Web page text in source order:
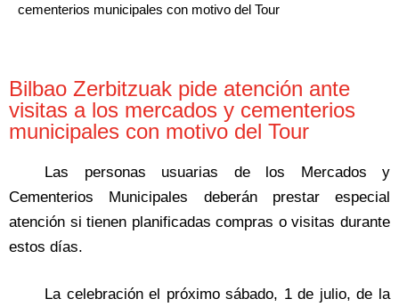
cementerios municipales con motivo del Tour
Bilbao Zerbitzuak pide atención ante
visitas a los mercados y cementerios
municipales con motivo del Tour
Las personas usuarias de los Mercados y
Cementerios Municipales deberán prestar especial
atención si tienen planificadas compras o visitas durante
estos días.
La celebración el próximo sábado, 1 de julio, de la